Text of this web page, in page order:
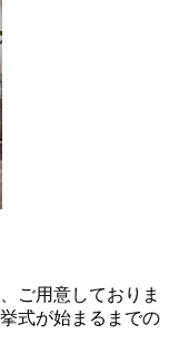
ご用意しておりま
式が始まるまでの